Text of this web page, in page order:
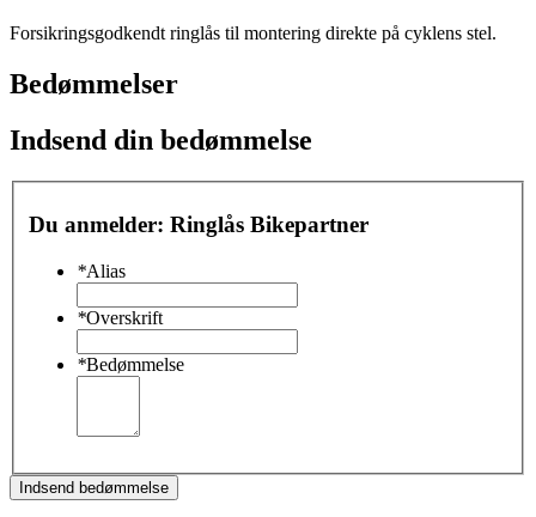
Forsikringsgodkendt ringlås til montering direkte på cyklens stel.
Bedømmelser
Indsend din bedømmelse
Du anmelder: Ringlås Bikepartner
*Alias
*Overskrift
*Bedømmelse
Indsend bedømmelse